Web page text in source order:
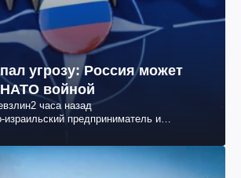
угрозу: Россия может
войной
2 часа назад
израильский предприниматель и